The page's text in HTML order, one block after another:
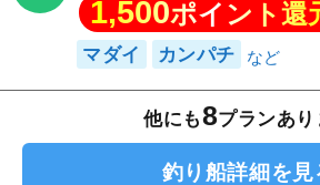
1,500ポイント還
マダイ カンパチ
他にも8プランあり
釣り船詳細を見